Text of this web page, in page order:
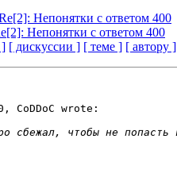
Непонятки с ответом 400
Непонятки с ответом 400
] [ дискуссии ] [ теме ] [ автору ]
CoDDoC wrote: